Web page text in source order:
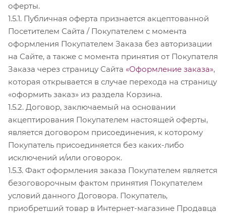
оферты.
1.5.1. Публичная оферта признается акцептованной
Посетителем Сайта / Покупателем с момента
оформления Покупателем Заказа без авторизации
на Сайте, а также с момента принятия от Покупателя
Заказа через страницу Сайта «Оформление заказа»,
которая открывается в случае перехода на страницу
«оформить заказ» из раздела Корзина.
1.5.2. Договор, заключаемый на основании
акцептирования Покупателем настоящей оферты,
является договором присоединения, к которому
Покупатель присоединяется без каких-либо
исключений и/или оговорок.
1.5.3. Факт оформления заказа Покупателем является
безоговорочным фактом принятия Покупателем
условий данного Договора. Покупатель,
приобретший товар в Интернет-магазине Продавца